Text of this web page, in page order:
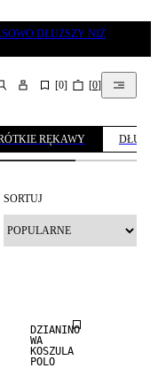
DŁUŻSZY NIŻ
[0] [0]
RĘKAWY DŁUGI
SORTUJ
DZIANINO
WA
KOSZULA
POLO